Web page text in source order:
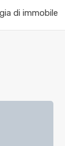
di immobile